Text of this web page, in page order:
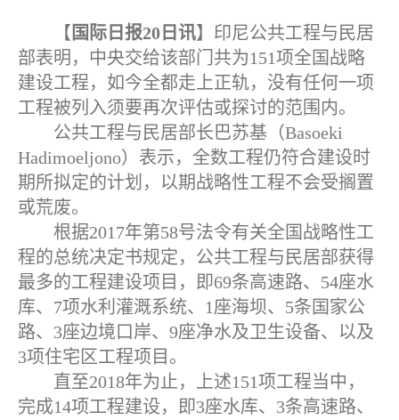
【 国际日报20日讯】印尼公共工程与民居
部表明，中央交给该部门共为151项全国战略
建设工程，如今全都走上正轨，没有任何一项
工程被列入须要再次评估或探讨的范围内。
公共工程与民居部长巴苏基（Basoeki
Hadimoeljono）表示，全数工程仍符合建设时
期所拟定的计划，以期战略性工程不会受搁置
或荒废。
根据2017年第58号法令有关全国战略性工
程的总统决定书规定，公共工程与民居部获得
最多的工程建设项目，即69条高速路、54座水
库、7项水利灌溉系统、1座海坝、5条国家公
路、3座边境口岸、9座净水及卫生设备、以及
3项住宅区工程项目。
直至2018年为止，上述151项工程当中，
完成14项工程建设，即3座水库、3条高速路、